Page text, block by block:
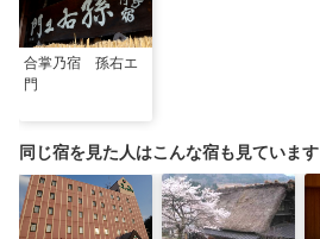
合掌乃宿 孫右エ
門
同じ宿を見た人はこんな宿も見ています